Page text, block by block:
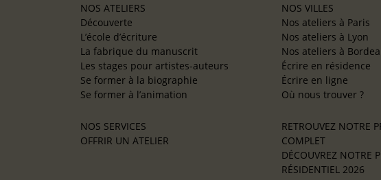
NOS ATELIERS
Découverte
L’école d’écriture
La fabrique du manuscrit
Les stages pour artistes-auteurs
Se former à la biographie
Se former à l’animation
NOS SERVICES
OFFRIR UN ATELIER
NOS VILLES
Nos ateliers à Paris
Nos ateliers à Lyon
Nos ateliers à
Écrire en résidence
Écrire en ligne
Où nous trouver ?
RETROUVEZ NOTRE
COMPLET
DÉCOUVREZ NOTRE
RÉSIDENTIEL 2026